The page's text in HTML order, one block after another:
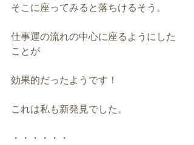
そこに座ってみると落ちけるそう。
仕事運の流れの中心に座るようにした
ことが
効果的だったようです！
これは私も新発見でした。
・・・・・・